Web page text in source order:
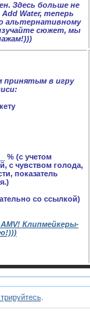
Здесь больше не
Water, теперь
альтернативному
сюжет, мы
принятым в игру
% (с учетом
с чувством голода,
показатель
со ссылкой)
Клипмейкеры-
.